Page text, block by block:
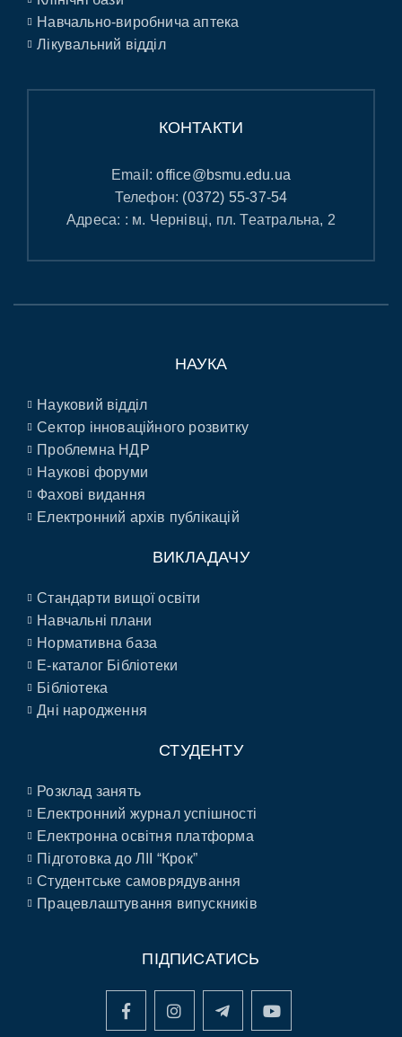
Навчально-виробнича аптека
Лікувальний відділ
КОНТАКТИ
Email:office@bsmu.edu.ua
Телефон: (0372) 55-37-54
Адреса: : м. Чернівці, пл. Театральна, 2
НАУКА
Науковий відділ
Сектор інноваційного розвитку
Проблемна НДР
Наукові форуми
Фахові видання
Електронний архів публікацій
ВИКЛАДАЧУ
Стандарти вищої освіти
Навчальні плани
Нормативна база
E-каталог Бібліотеки
Бібліотека
Дні народження
СТУДЕНТУ
Розклад занять
Електронний журнал успішності
Електронна освітня платформа
Підготовка до ЛІІ “Крок”
Студентське самоврядування
Працевлаштування випускників
ПІДПИСАТИСЬ